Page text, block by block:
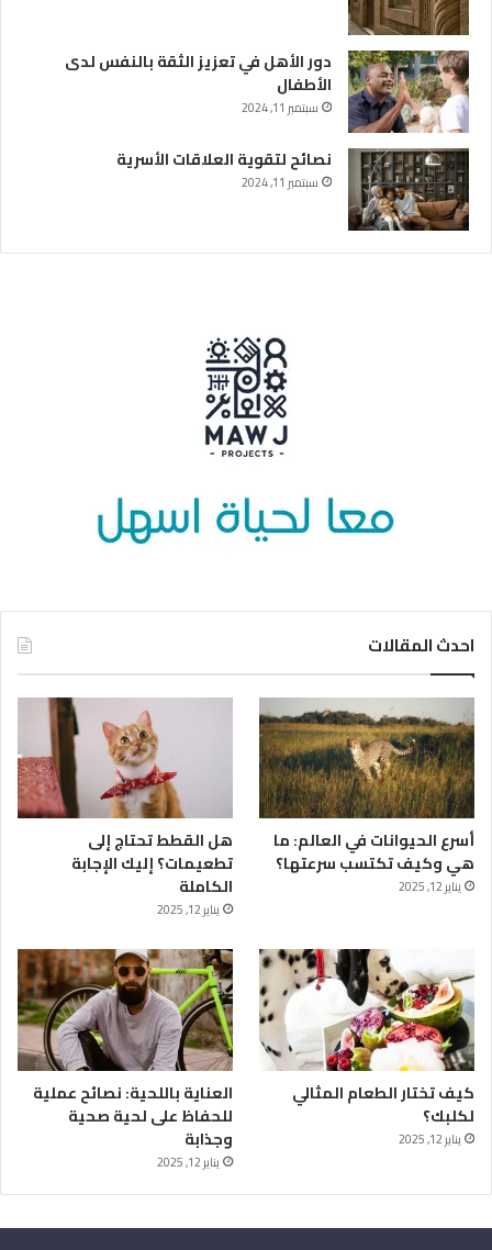
دور الأهل في تعزيز الثقة بالنفس لدى
الأطفال
سبتمبر 11, 2024
نصائح لتقوية العلاقات الأسرية
سبتمبر 11, 2024
احدث المقالات
أسرع الحيوانات في العالم: ما
هي وكيف تكتسب سرعتها؟
يناير 12, 2025
هل القطط تحتاج إلى
تطعيمات؟ إليك الإجابة
الكاملة
يناير 12, 2025
كيف تختار الطعام المثالي
لكلبك؟
يناير 12, 2025
العناية باللحية: نصائح عملية
للحفاظ على لحية صحية
وجذابة
يناير 12, 2025